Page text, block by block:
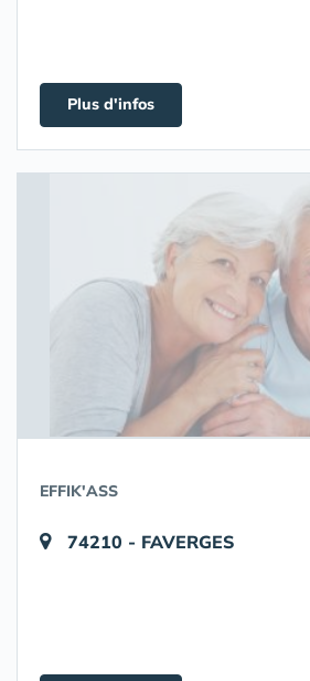
Plus d'infos
EFFIK'ASS
74210 - FAVERGES